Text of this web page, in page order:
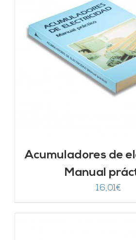
Acumuladores de
Manual
16,01€